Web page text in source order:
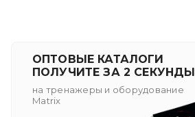
ОПТОВЫЕ КАТАЛОГИ
ПОЛУЧИТЕ ЗА 2 СЕКУНДЫ
на тренажеры и оборудование
Matrix